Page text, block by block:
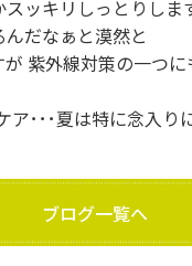
ッキリしっとりしま
だなぁと漠然と
紫外線対策の一つ
ア･･･夏は特に念入り
ブログ一覧へ